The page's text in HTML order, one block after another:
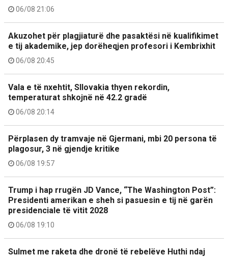
06/08 21:06
Akuzohet për plagjiaturë dhe pasaktësi në kualifikimet
e tij akademike, jep dorëheqjen profesori i Kembrixhit
06/08 20:45
Vala e të nxehtit, Sllovakia thyen rekordin,
temperaturat shkojnë në 42.2 gradë
06/08 20:14
Përplasen dy tramvaje në Gjermani, mbi 20 persona të
plagosur, 3 në gjendje kritike
06/08 19:57
Trump i hap rrugën JD Vance, “The Washington Post”:
Presidenti amerikan e sheh si pasuesin e tij në garën
presidenciale të vitit 2028
06/08 19:10
Sulmet me raketa dhe dronë të rebelëve Huthi ndaj